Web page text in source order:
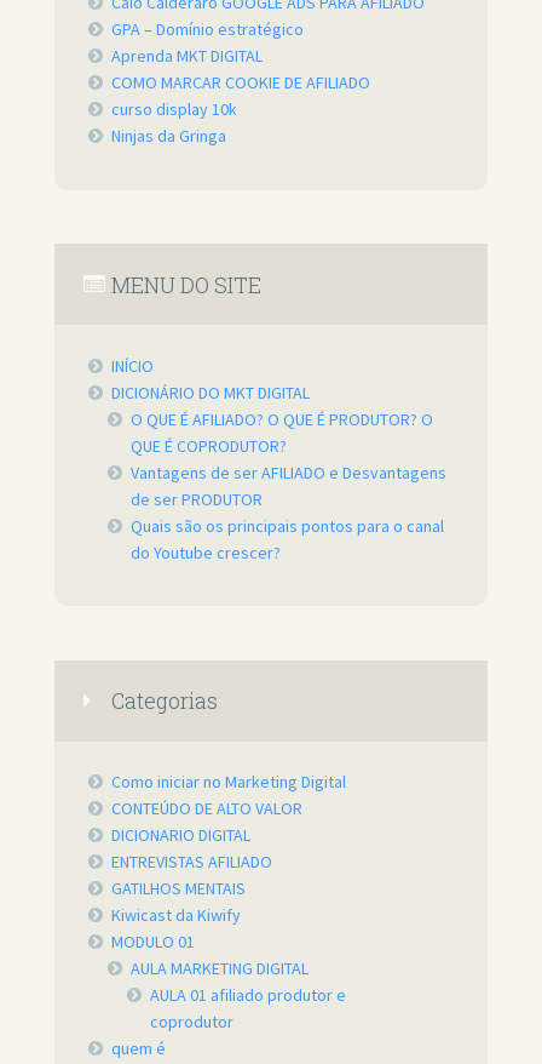
GPA – Domínio estratégico
Aprenda MKT DIGITAL
COMO MARCAR COOKIE DE AFILIADO
curso display 10k
Ninjas da Gringa
MENU DO SITE
INÍCIO
DICIONÁRIO DO MKT DIGITAL
O QUE É AFILIADO? O QUE É PRODUTOR? O
QUE É COPRODUTOR?
Vantagens de ser AFILIADO e Desvantagens
de ser PRODUTOR
Quais são os principais pontos para o canal
do Youtube crescer?
Categorias
Como iniciar no Marketing Digital
CONTEÚDO DE ALTO VALOR
DICIONARIO DIGITAL
ENTREVISTAS AFILIADO
GATILHOS MENTAIS
Kiwicast da Kiwify
MODULO 01
AULA MARKETING DIGITAL
AULA 01 afiliado produtor e
coprodutor
quem é